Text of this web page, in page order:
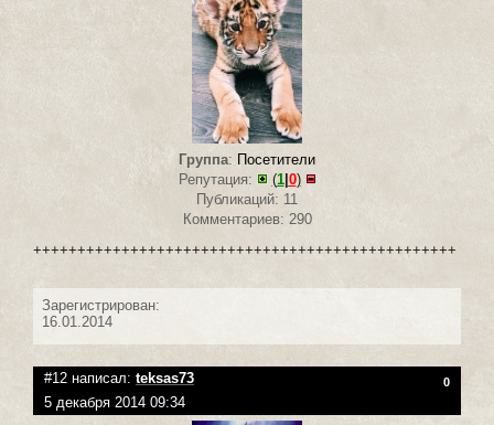
Группа: Посетители
Репутация:
(1| 0)
Публикаций: 11
Комментариев: 290
++++++++++++++++++++++++++++++++++++++++++++++++
Зарегистрирован:
16.01.2014
#12 написал: teksas73 0
5 декабря 2014 09:34